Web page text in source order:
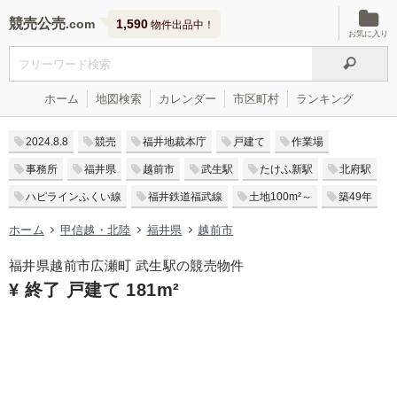
競売公売 1,590 物件出品中！
お気に入り
ホーム 地図検索 カレンダー 市区町村 ランキング
2024.8.8 競売 福井地裁本庁 戸建て 作業場
事務所 福井県 越前市 武生駅 たけふ新駅 北府駅
ハピラインふくい線 福井鉄道福武線 土地100m²～ 築49年
ホーム 甲信越・北陸 福井県 越前市
福井県越前市広瀬町 武生駅の競売物件
¥ 終了 戸建て 181m²